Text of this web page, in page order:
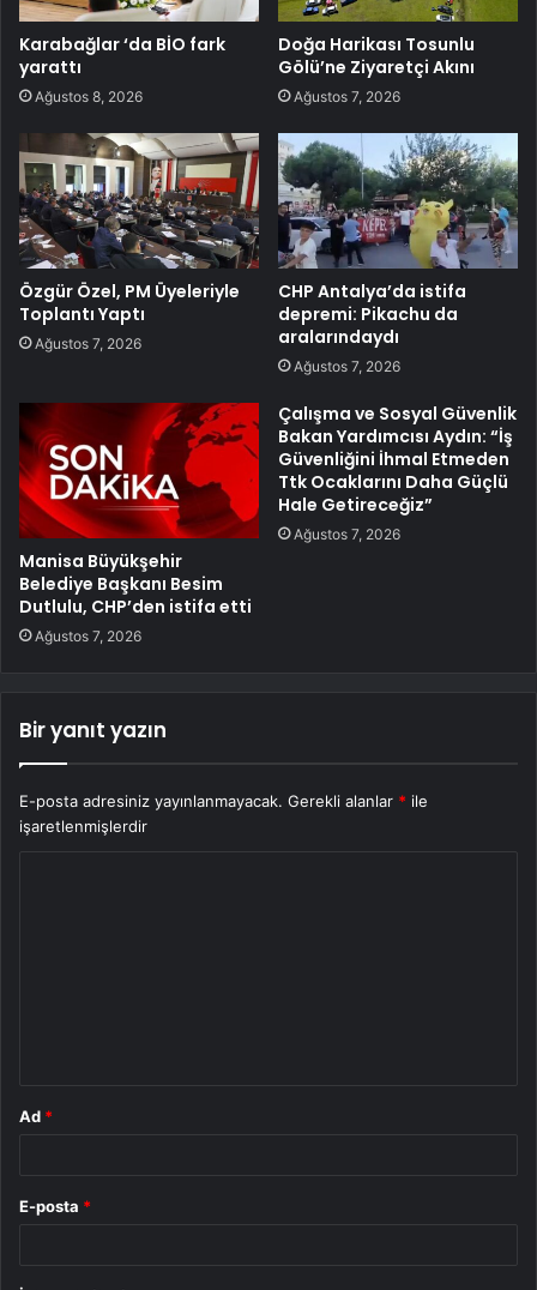
Karabağlar ‘da BİO fark
yarattı
Ağustos 8, 2026
Doğa Harikası Tosunlu
Gölü’ne Ziyaretçi Akını
Ağustos 7, 2026
Özgür Özel, PM Üyeleriyle
Toplantı Yaptı
Ağustos 7, 2026
CHP Antalya’da istifa
depremi: Pikachu da
aralarındaydı
Ağustos 7, 2026
Manisa Büyükşehir
Belediye Başkanı Besim
Dutlulu, CHP’den istifa etti
Ağustos 7, 2026
Çalışma ve Sosyal Güvenlik
Bakan Yardımcısı Aydın: “İş
Güvenliğini İhmal Etmeden
Ttk Ocaklarını Daha Güçlü
Hale Getireceğiz”
Ağustos 7, 2026
Bir yanıt yazın
E-posta adresiniz yayınlanmayacak. Gerekli alanlar * ile
işaretlenmişlerdir
Ad *
E-posta *